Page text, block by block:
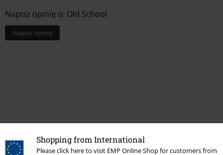
Shopping from International
Please click here to visit EMP Online Shop for customers from
Napisz opinię o: Old School
Napisz opinię